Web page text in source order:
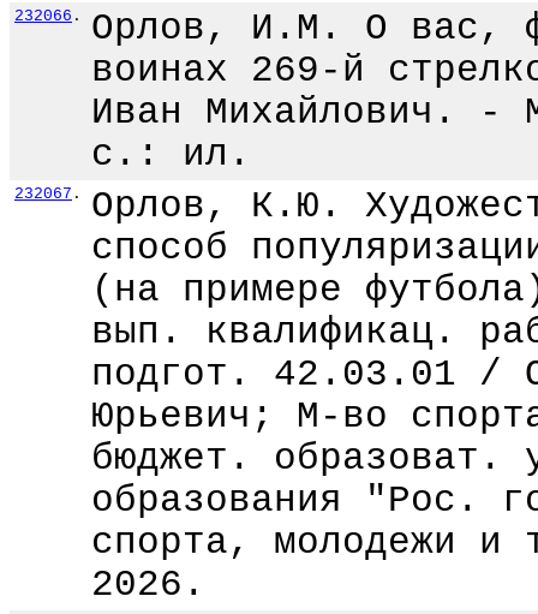
232066 .
Орлов, И.М. О вас,
воинах 269-й
Иван Михайлович.
с.: ил.
232067 .
Орлов, К.Ю.
способ
(на примере
вып. квалификац.
подгот. 42.03.01 /
Юрьевич; М-во
бюджет. образоват.
образования "Рос.
спорта, молодежи
2026.